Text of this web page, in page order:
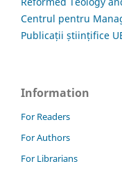
Centrul pentru
Publicații științifice
Information
For Readers
For Authors
For Librarians